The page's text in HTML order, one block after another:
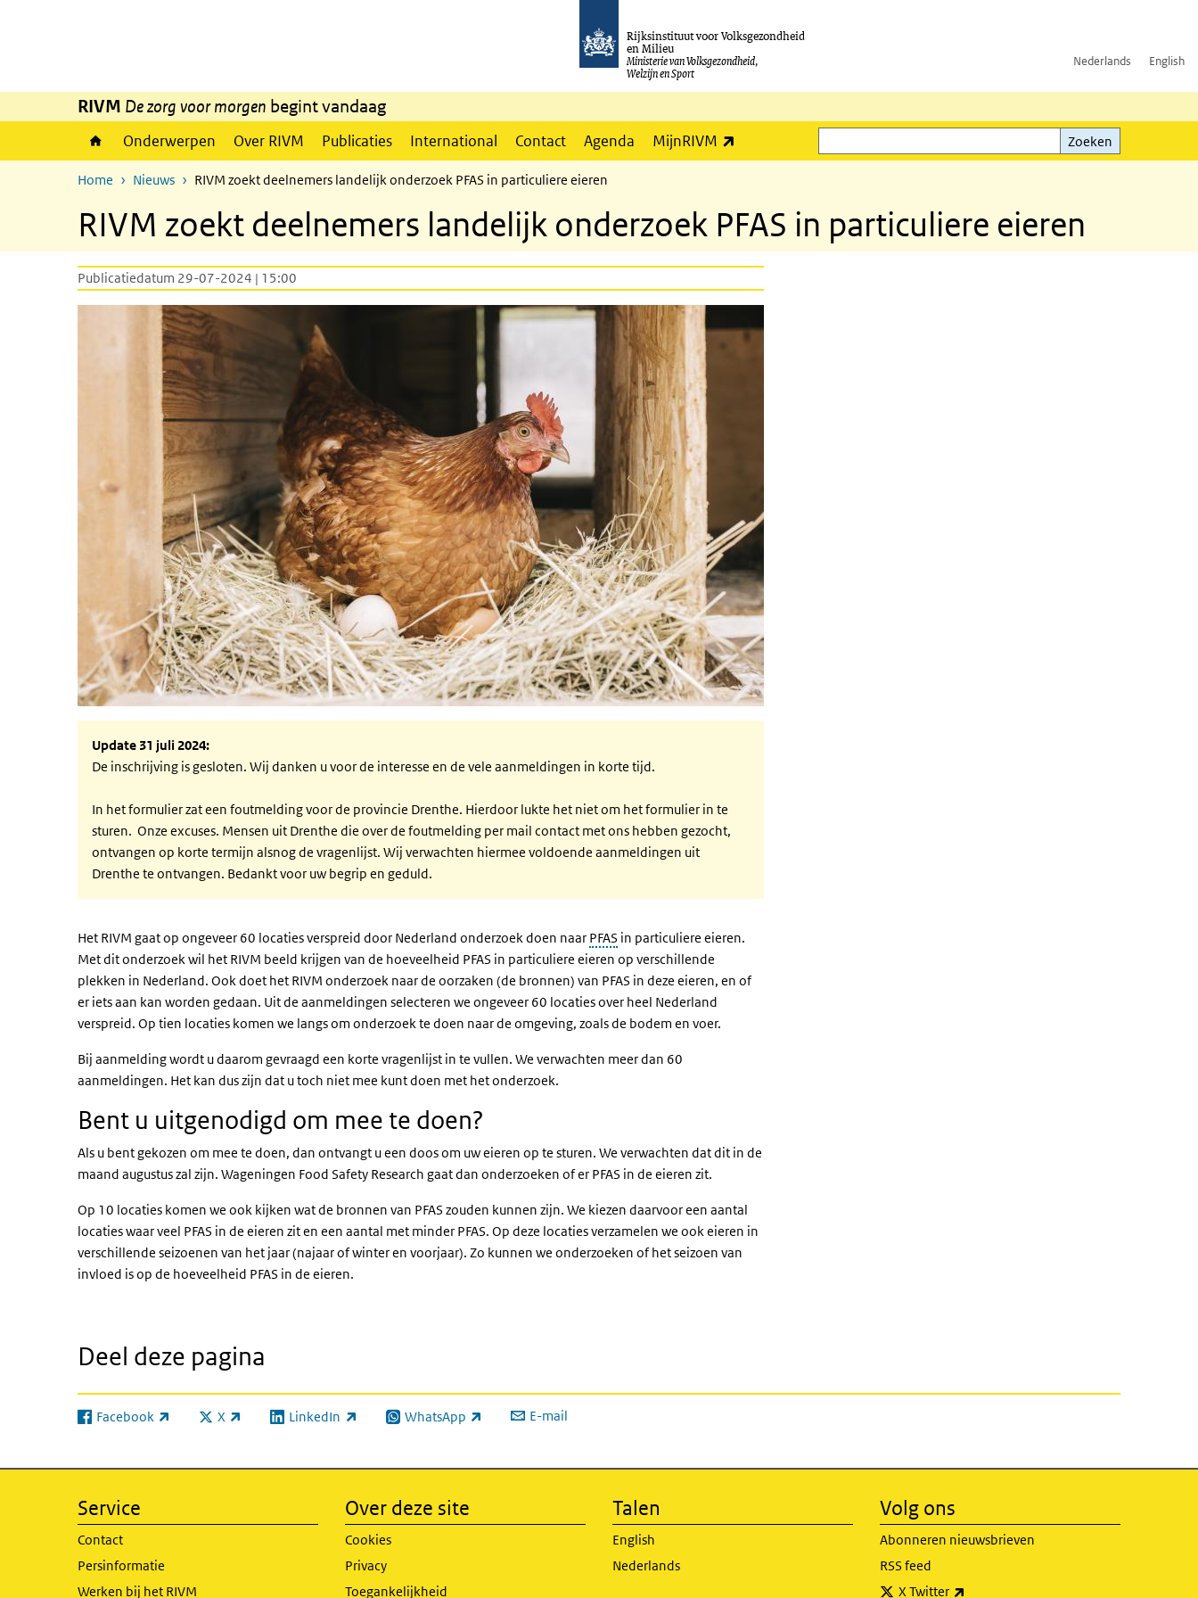
Rijksinstituut voor Volksgezondheid
en Milieu
Ministerie van Volksgezondheid,
Welzijn en Sport
Nederlands English
RIVM De zorg voor morgen begint vandaag
Onderwerpen Over RIVM Publicaties International Contact Agenda MijnRIVM
Zoeken
Zoeken
Home Nieuws RIVM zoekt deelnemers landelijk onderzoek PFAS in particuliere eieren
RIVM zoekt deelnemers landelijk onderzoek PFAS in particuliere eieren
Publicatiedatum 29-07-2024 | 15:00
Update 31 juli 2024:
De inschrijving is gesloten. Wij danken u voor de interesse en de vele aanmeldingen in korte tijd.
In het formulier zat een foutmelding voor de provincie Drenthe. Hierdoor lukte het niet om het formulier in te
sturen. Onze excuses. Mensen uit Drenthe die over de foutmelding per mail contact met ons hebben gezocht,
ontvangen op korte termijn alsnog de vragenlijst. Wij verwachten hiermee voldoende aanmeldingen uit
Drenthe te ontvangen. Bedankt voor uw begrip en geduld.
Het RIVM gaat op ongeveer 60 locaties verspreid door Nederland onderzoek doen naar PFAS in particuliere eieren.
Met dit onderzoek wil het RIVM beeld krijgen van de hoeveelheid PFAS in particuliere eieren op verschillende
plekken in Nederland. Ook doet het RIVM onderzoek naar de oorzaken (de bronnen) van PFAS in deze eieren, en of
er iets aan kan worden gedaan. Uit de aanmeldingen selecteren we ongeveer 60 locaties over heel Nederland
verspreid. Op tien locaties komen we langs om onderzoek te doen naar de omgeving, zoals de bodem en voer.
Bij aanmelding wordt u daarom gevraagd een korte vragenlijst in te vullen. We verwachten meer dan 60
aanmeldingen. Het kan dus zijn dat u toch niet mee kunt doen met het onderzoek.
Bent u uitgenodigd om mee te doen?
Als u bent gekozen om mee te doen, dan ontvangt u een doos om uw eieren op te sturen. We verwachten dat dit in de
maand augustus zal zijn. Wageningen Food Safety Research gaat dan onderzoeken of er PFAS in de eieren zit.
Op 10 locaties komen we ook kijken wat de bronnen van PFAS zouden kunnen zijn. We kiezen daarvoor een aantal
locaties waar veel PFAS in de eieren zit en een aantal met minder PFAS. Op deze locaties verzamelen we ook eieren in
verschillende seizoenen van het jaar (najaar of winter en voorjaar). Zo kunnen we onderzoeken of het seizoen van
invloed is op de hoeveelheid PFAS in de eieren.
Deel deze pagina
Facebook
(externe link) X
(externe link) LinkedIn
(externe link) WhatsApp
(externe link) E-mail
Service
Contact
Persinformatie
Werken bij het RIVM
Over deze site
Cookies
Privacy
Toegankelijkheid
Talen
English
Nederlands
Volg ons
Abonneren nieuwsbrieven
RSS feed
X Twitter